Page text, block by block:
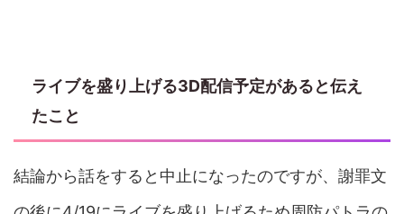
ライブを盛り上げる3D配信予定があると伝え
たこと
結論から話をすると中止になったのですが、謝罪文